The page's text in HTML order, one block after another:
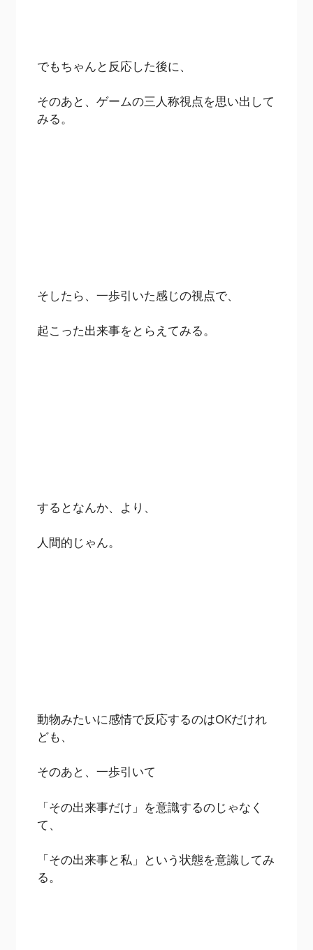
でもちゃんと反応した後に、
そのあと、ゲームの三人称視点を思い出して
みる。
そしたら、一歩引いた感じの視点で、
起こった出来事をとらえてみる。
するとなんか、より、
人間的じゃん。
動物みたいに感情で反応するのはOKだけれ
ども、
そのあと、一歩引いて
「その出来事だけ」を意識するのじゃなく
て、
「その出来事と私」という状態を意識してみ
る。